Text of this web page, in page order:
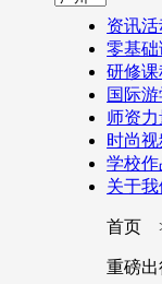
资讯活
零基础
研修课
国际游
师资
时尚视
学校作
关于我
首
重磅